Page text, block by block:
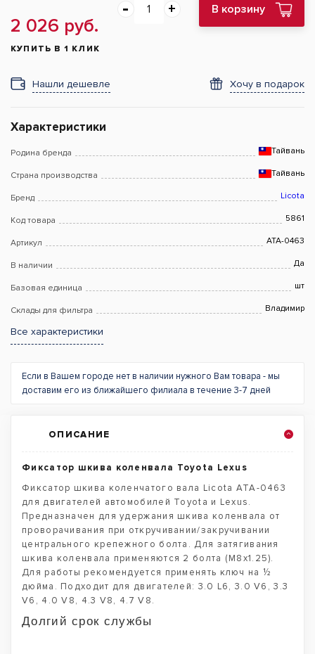
2 026 руб.
В корзину
КУПИТЬ В 1 КЛИК
Нашли дешевле Хочу в подарок
Характеристики
Родина бренда Тайвань
Страна производства Тайвань
Бренд Licota
Код товара 5861
Артикул ATA-0463
В наличии Да
Базовая единица шт
Склады для фильтра Владимир
Все характеристики
Если в Вашем городе нет в наличии нужного Вам товара - мы
доставим его из ближайшего филиала в течение 3-7 дней
ОПИСАНИЕ
Фиксатор шкива коленвала Toyota Lexus
Фиксатор шкива коленчатого вала Licota ATA-0463
для двигателей автомобилей Toyota и Lexus.
Предназначен для удержания шкива коленвала от
проворачивания при откручивании/закручивании
центрального крепежного болта. Для затягивания
шкива коленвала применяются 2 болта (M8x1.25).
Для работы рекомендуется применять ключ на ½
дюйма. Подходит для двигателей: 3.0 L6, 3.0 V6, 3.3
V6, 4.0 V8, 4.3 V8, 4.7 V8.
Долгий срок службы